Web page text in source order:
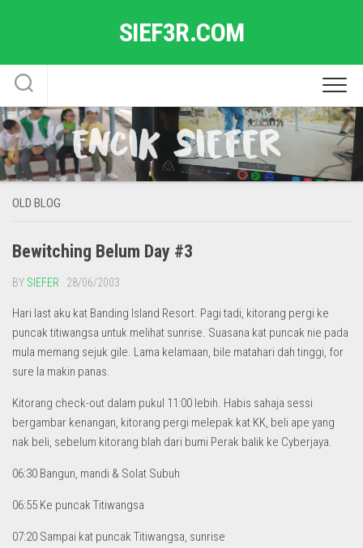
SIEF3R.COM
OLD BLOG
Bewitching Belum Day #3
BY SIEFER · 28/06/2003
Hari last aku kat Banding Island Resort. Pagi tadi, kitorang pergi ke
puncak titiwangsa untuk melihat sunrise. Suasana kat puncak nie pada
mula memang sejuk gile. Lama kelamaan, bile matahari dah tinggi, for
sure la makin panas.
Kitorang check-out dalam pukul 11:00 lebih. Habis sahaja sessi
bergambar kenangan, kitorang pergi melepak kat KK, beli ape yang
nak beli, sebelum kitorang blah dari bumi Perak balik ke Cyberjaya.
06:30 Bangun, mandi & Solat Subuh
06:55 Ke puncak Titiwangsa
07:20 Sampai kat puncak Titiwangsa, sunrise